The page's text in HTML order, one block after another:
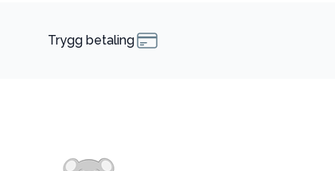
Trygg betaling